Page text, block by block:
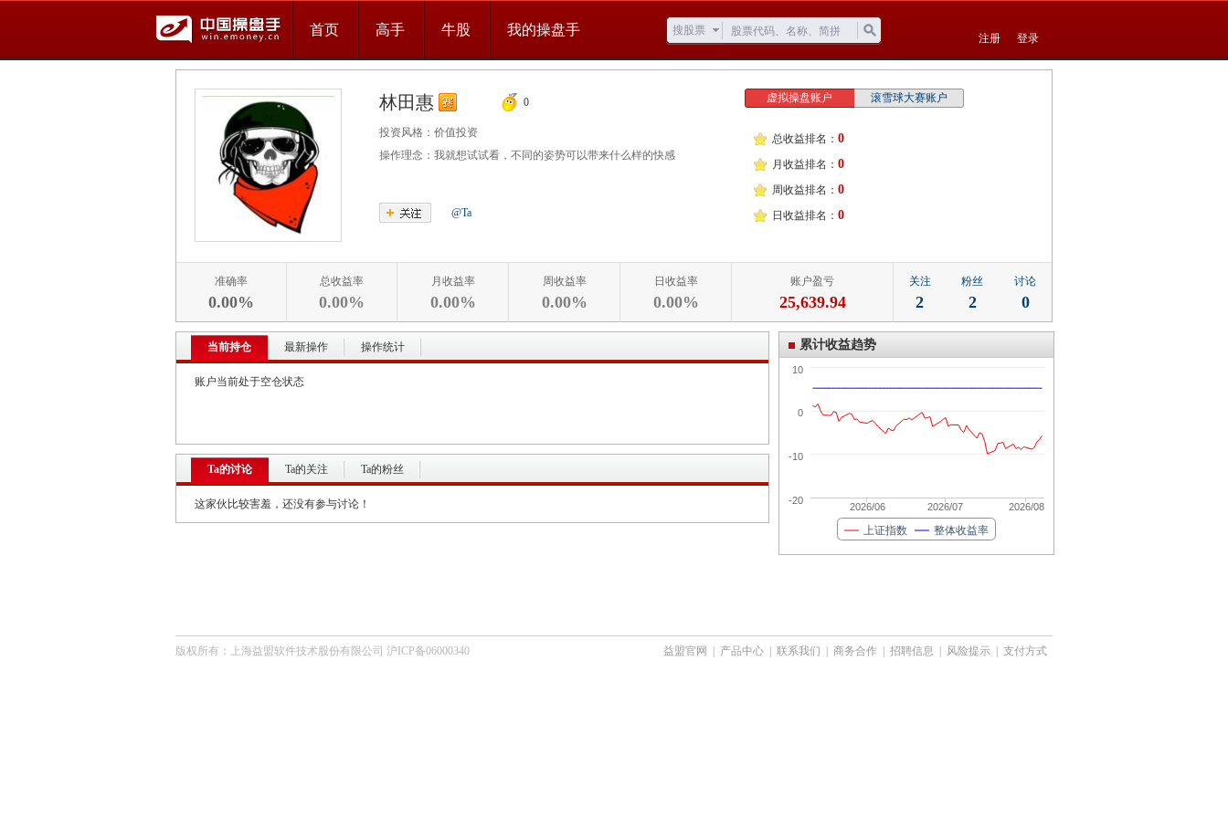
首页 高手 牛股 我的操盘手 搜股票
注册 登录
林田惠 0
投资风格： 价值投资
操作理念： 我就想试试看，不同的姿势可以带来什么样的快感
@Ta
虚拟操盘账户 滚雪球大赛账户
总收益排名： 0
月收益排名： 0
周收益排名： 0
日收益排名： 0
准确率
0.00%
总收益率
0.00%
月收益率
0.00%
周收益率
0.00%
日收益率
0.00%
账户盈亏
25,639.94
关注
2
粉丝
2
讨论
0
当前持仓 最新操作 操作统计
账户当前处于空仓状态
Ta的讨论 Ta的关注 Ta的粉丝
这家伙比较害羞，还没有参与讨论！
累计收益趋势
上证指数 整体收益率
2026/06 2026/07 2026/08
-10
0
-20
10
版权所有：上海益盟软件技术股份有限公司 沪ICP备06000340 益盟官网 产品中心 联系我们 商务合作 招聘信息 风险提示 支付方式